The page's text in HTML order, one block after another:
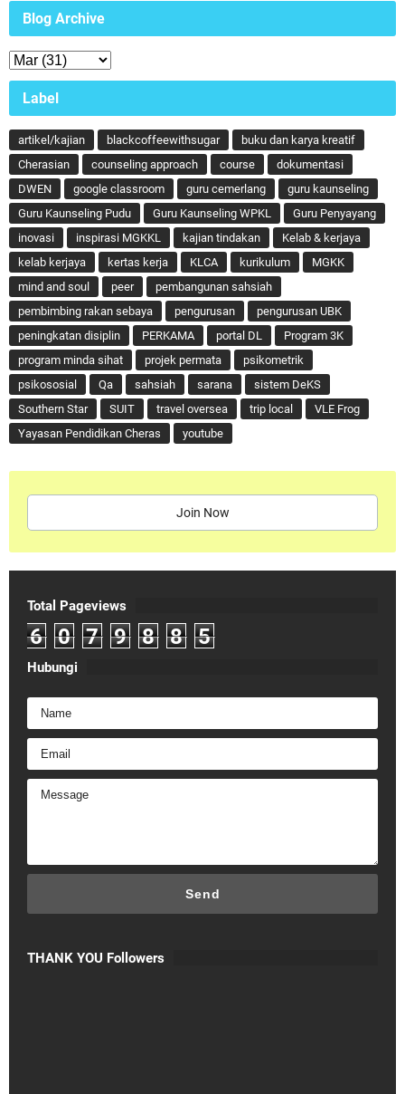
Blog Archive
Label
artikel/kajian blackcoffeewithsugar
buku dan karya kreatif
Cherasian
counseling approach course
dokumentasi
DWEN
google classroom guru cemerlang
guru kaunseling
Guru Kaunseling Pudu
Guru Kaunseling WPKL
Guru Penyayang
inovasi
inspirasi MGKKL kajian tindakan
Kelab & kerjaya
kelab kerjaya
kertas kerja KLCA kurikulum
MGKK
mind and soul
peer
pembangunan sahsiah
pembimbing rakan sebaya
pengurusan
pengurusan UBK
peningkatan disiplin
PERKAMA portal DL
Program 3K
program minda sihat
projek permata
psikometrik
psikososial
Qa sahsiah sarana
sistem DeKS
Southern Star
SUIT travel oversea trip local
VLE Frog
Yayasan Pendidikan Cheras
youtube
Join Now
Total Pageviews
6 0 7 9 8 8 5
Hubungi
THANK YOU Followers